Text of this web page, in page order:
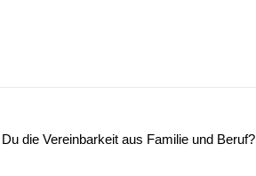
die Vereinbarkeit aus Familie und Beruf?